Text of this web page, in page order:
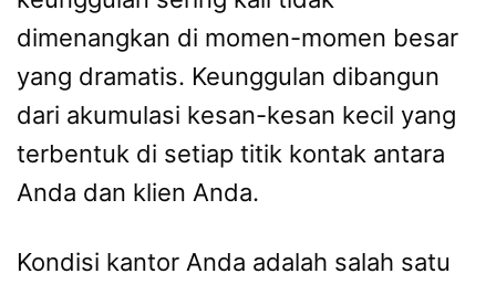
dimenangkan di momen-momen besar
yang dramatis. Keunggulan dibangun
dari akumulasi kesan-kesan kecil yang
terbentuk di setiap titik kontak antara
Anda dan klien Anda.
Kondisi kantor Anda adalah salah satu